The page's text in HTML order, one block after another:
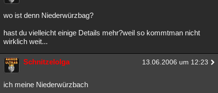
Lesenswert
wo ist denn Niederwürzbag?
hast du vielleicht einige Details mehr?weil so kommtman nicht
wirklich weit...
Schnitzelolga 13.06.2006 um 12:23
ich meine Niederwürzbach